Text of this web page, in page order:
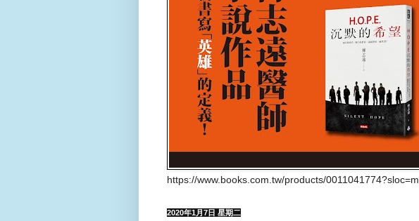
https://www.books.com.tw/products/
2020年1月7日 星期二